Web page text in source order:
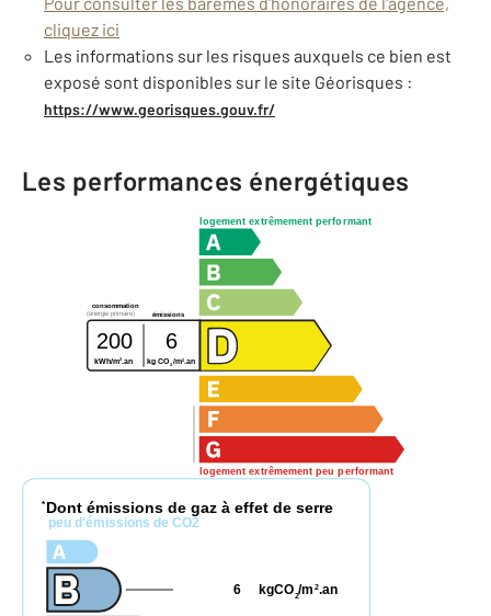
cliquez ici
Les informations sur les risques auxquels ce bien est
exposé sont disponibles sur le site Géorisques :
https://www.georisques.gouv.fr/
Les performances énergétiques
logement extrêmement performant
logement extrêmement peu performant
consommation
émissions
(énergie primaire)
200 6
kWh/m2.an kg CO2 /m2 .an
* Dont émissions de gaz à effet de serre
peu d'émissions de CO2
kgCO2/m 2.an
6